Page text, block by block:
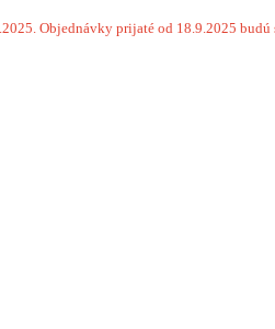
Objednávky prijaté od 18.9.2025 budú